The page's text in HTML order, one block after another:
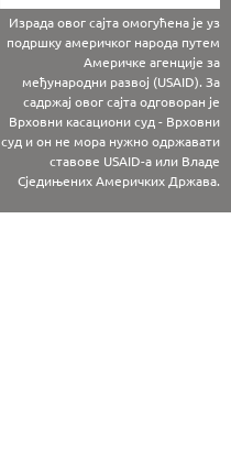
Израда овог сајта омогућена је уз
подршку америчког народа путем
Америчке агенције за
међународни развој (USAID). За
садржај овог сајта одговоран је
Врховни касациони суд - Врховни
суд и он не мора нужно одржавати
ставове USAID-а или Владе
Сједињених Америчких Држава.